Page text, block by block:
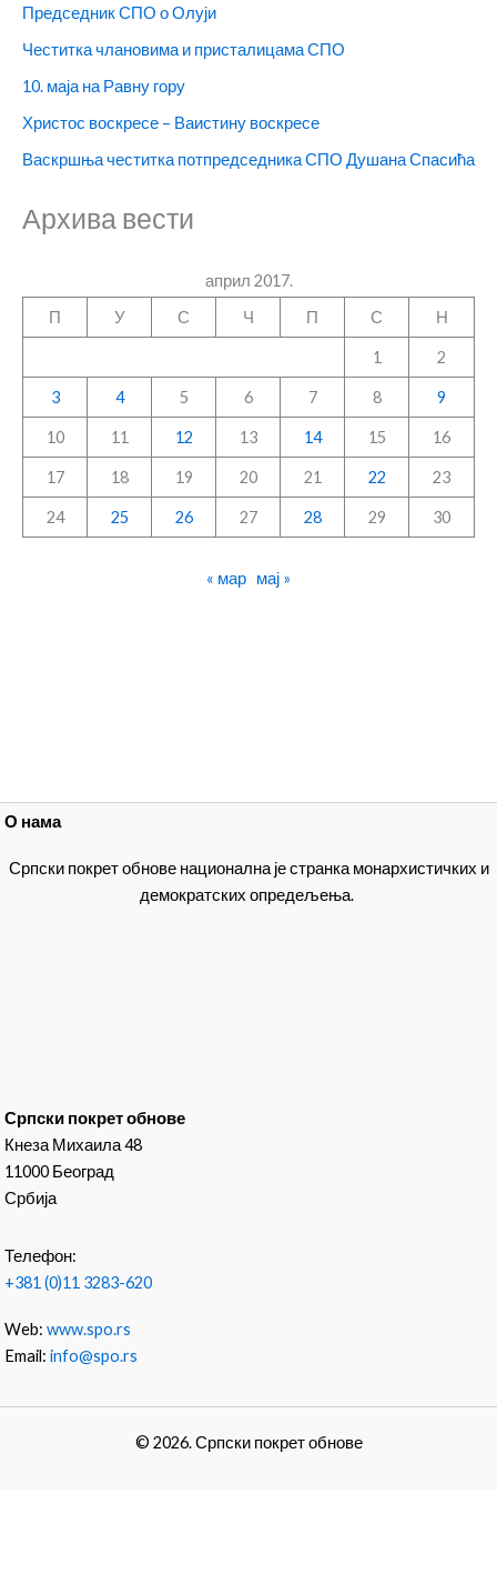
Председник СПО о Олуји
Честитка члановима и присталицама СПО
10. маја на Равну гору
Христос воскресе – Ваистину воскресе
Васкршња честитка потпредседника СПО Душана Спасића
Архива вести
април 2017.
П
У С Ч П С Н
1 2
3 4 5 6 7 8 9
10 11 12 13 14 15 16
17 18 19 20 21 22 23
24 25 26 27 28 29 30
« мар мај »
О нама
Српски покрет обнове национална је странка монархистичких и
демократских опредељења.
Српски покрет обнове
Кнеза Михаила 48
11000 Београд
Србија
Телефон:
+381 (0)11 3283-620
Web:www.spo.rs
Email:info@spo.rs
© 2026. Српски покрет обнове